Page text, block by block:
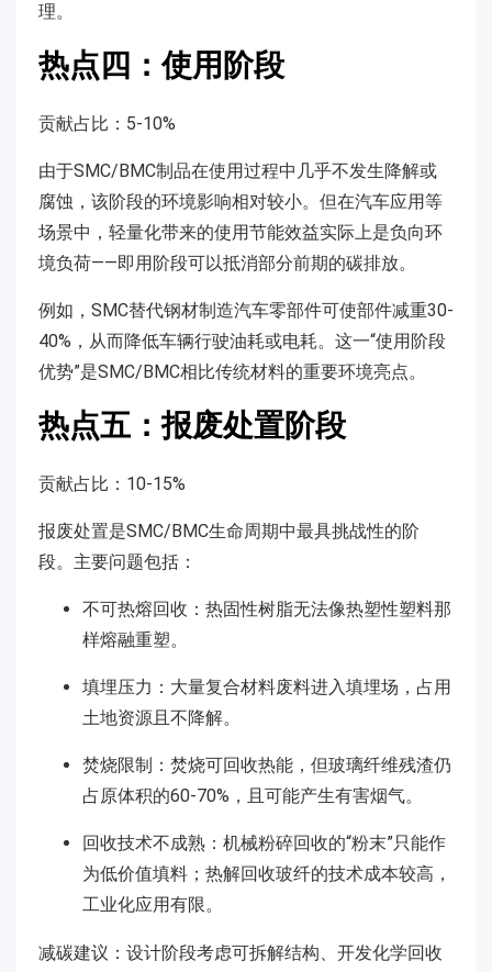
理。
热点四：使用阶段
贡献占比：5-10%
由于SMC/BMC制品在使用过程中几乎不发生降解或
腐蚀，该阶段的环境影响相对较小。但在汽车应用等
场景中，轻量化带来的使用节能效益实际上是负向环
境负荷——即用阶段可以抵消部分前期的碳排放。
例如，SMC替代钢材制造汽车零部件可使部件减重30-
40%，从而降低车辆行驶油耗或电耗。这一“使用阶段
优势”是SMC/BMC相比传统材料的重要环境亮点。
热点五：报废处置阶段
贡献占比：10-15%
报废处置是SMC/BMC生命周期中最具挑战性的阶
段。主要问题包括：
不可热熔回收：热固性树脂无法像热塑性塑料那
样熔融重塑。
填埋压力：大量复合材料废料进入填埋场，占用
土地资源且不降解。
焚烧限制：焚烧可回收热能，但玻璃纤维残渣仍
占原体积的60-70%，且可能产生有害烟气。
回收技术不成熟：机械粉碎回收的“粉末”只能作
为低价值填料；热解回收玻纤的技术成本较高，
工业化应用有限。
减碳建议：设计阶段考虑可拆解结构、开发化学回收